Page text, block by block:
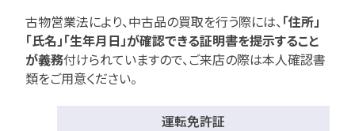
古物営業法により、中古品の買取を行う際には、 「住所」
「氏名」「生年月日」が確認できる証明書を提示すること
が義務付けられていますので、 ご来店の際は本人確認書
類をご用意ください。
運転免許証